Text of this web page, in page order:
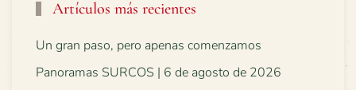
Artículos más recientes
Un gran paso, pero apenas comenzamos
Panoramas SURCOS | 6 de agosto de 2026